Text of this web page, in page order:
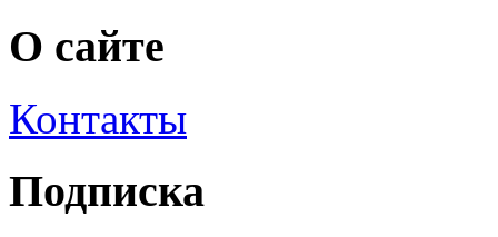
О сайте
Контакты
Подписка